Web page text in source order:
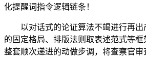
化提醒词指令逻辑链条！
以对话式的论证算法不竭进行再出
的固定格局、排版法则取表述范式等
整套顺次递进的动做步调，将查察官